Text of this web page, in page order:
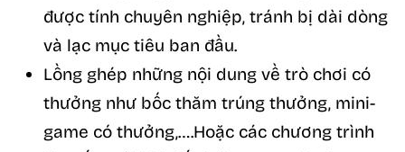
được tính chuyên nghiệp, tránh bị dài dòng
và lạc mục tiêu ban đầu.
Lồng ghép những nội dung về trò chơi có
thưởng như bốc thăm trúng thưởng, mini-
game có thưởng,….Hoặc các chương trình